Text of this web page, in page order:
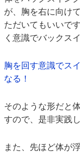
が、胸を右に向け
ただいてもいいで
く意識でバックス
胸を回す意識でス
なる！
そのような形だと
すので、是非実践
また、先ほど体が